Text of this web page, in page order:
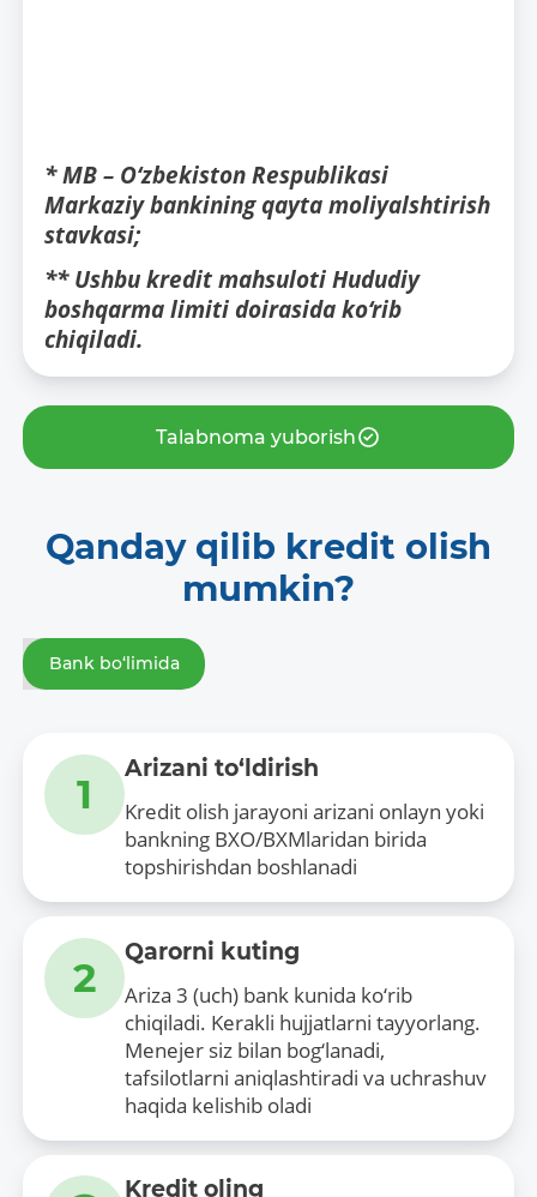
* MB – O‘zbekiston Respublikasi
Markaziy bankining qayta moliyalshtirish
stavkasi;
** Ushbu kredit mahsuloti Hududiy
boshqarma limiti doirasida ko‘rib
chiqiladi.
Talabnoma yuborish
Qanday qilib kredit olish
mumkin?
Bank bo‘limida
1
Arizani to‘ldirish
Kredit olish jarayoni arizani onlayn yoki
bankning BXO/BXMlaridan birida
topshirishdan boshlanadi
2
Qarorni kuting
Ariza 3 (uch) bank kunida ko‘rib
chiqiladi. Kerakli hujjatlarni tayyorlang.
Menejer siz bilan bog‘lanadi,
tafsilotlarni aniqlashtiradi va uchrashuv
haqida kelishib oladi
Kredit oling